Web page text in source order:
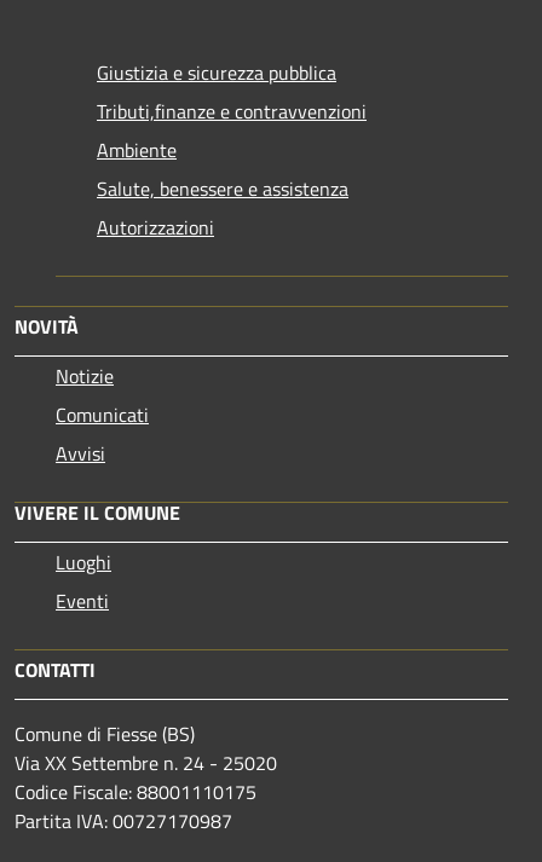
Giustizia e sicurezza pubblica
Tributi,finanze e contravvenzioni
Ambiente
Salute, benessere e assistenza
Autorizzazioni
NOVITÀ
Notizie
Comunicati
Avvisi
VIVERE IL COMUNE
Luoghi
Eventi
CONTATTI
Comune di Fiesse (BS)
Via XX Settembre n. 24 - 25020
Codice Fiscale: 88001110175
Partita IVA: 00727170987